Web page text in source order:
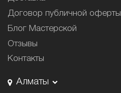
Договор публичной оферты
Блог Мастерской
Отзывы
Контакты
Алматы